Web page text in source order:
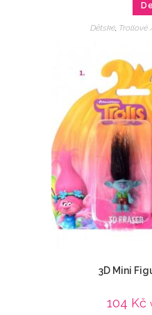
Dětské, Trollové
3D Mini
104 Kč